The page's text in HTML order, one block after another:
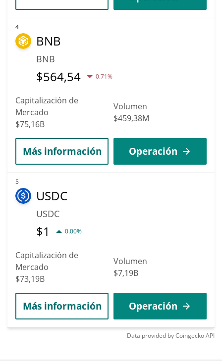
4
BNB
BNB
$564,54 0.71%
Capitalización de
Mercado
$75,16B
Volumen
$459,38M
Más información Operación
5
USDC
USDC
$1 0.00%
Capitalización de
Mercado
$73,19B
Volumen
$7,19B
Más información Operación
Data provided byCoingeckoAPI